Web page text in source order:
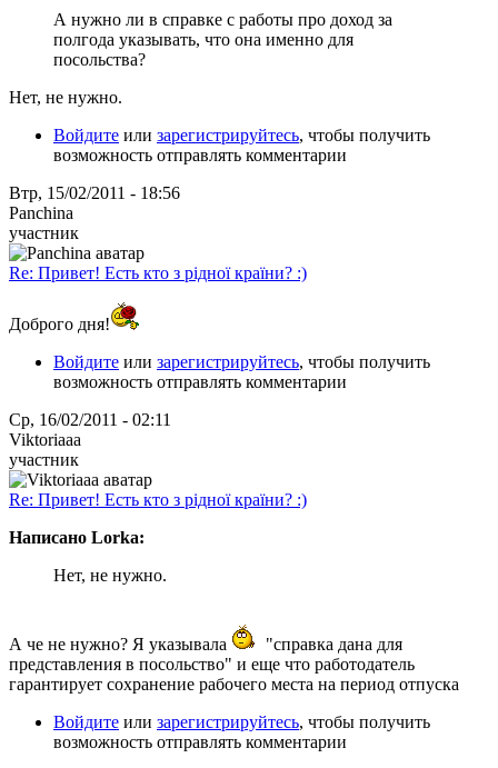
А нужно ли в справке с работы про доход за
полгода указывать, что она именно для
посольства?
Нет, не нужно.
Войдите или зарегистрируйтесь, чтобы получить
возможность отправлять комментарии
Втр, 15/02/2011 - 18:56
Panchina
участник
Re: Привет! Есть кто з рідної країни? :)
Доброго дня!
Войдите или зарегистрируйтесь, чтобы получить
возможность отправлять комментарии
Ср, 16/02/2011 - 02:11
Viktoriaaa
участник
Re: Привет! Есть кто з рідної країни? :)
Написано Lorka:
Нет, не нужно.
А че не нужно? Я указывала
"справка дана для
представления в посольство" и еще что работодатель
гарантирует сохранение рабочего места на период отпуска
Войдите или зарегистрируйтесь, чтобы получить
возможность отправлять комментарии